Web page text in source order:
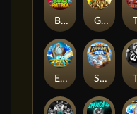
Buzz Patrol Gearlab Genius
Epic Ze Zeus Supreme Zeus